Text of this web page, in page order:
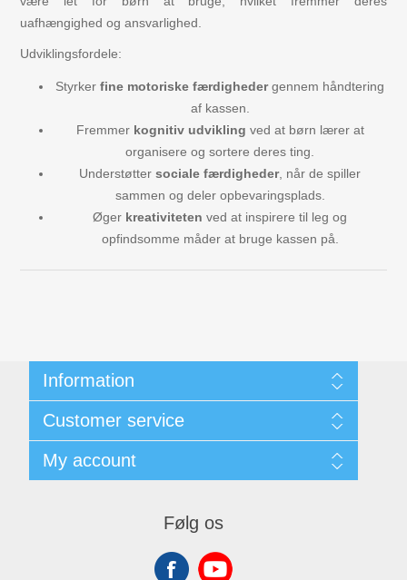
Puslespil i træ til børn
uafhængighed og ansvarlighed.
Udviklingsfordele:
Styrker fine motoriske færdighedergennem håndtering
af kassen.
Fremmer kognitiv udvikling ved at børn lærer at
organisere og sortere deres ting.
Understøtter sociale færdigheder, når de spiller
sammen og deler opbevaringsplads.
Øger kreativiteten ved at inspirere til leg og
opfindsomme måder at bruge kassen på.
Information
Handelsbetingelser
Om os
Contact us
Customer service
Recently viewed products
My account
Følg os